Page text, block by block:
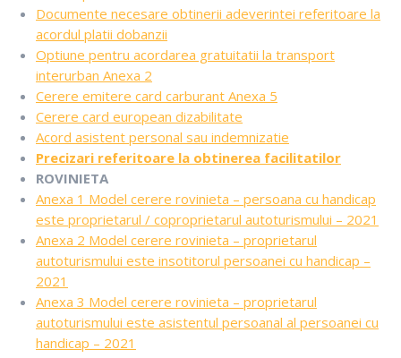
Documente necesare obtinerii adeverintei referitoare la
acordul platii dobanzii
Optiune pentru acordarea gratuitatii la transport
interurban Anexa 2
Cerere emitere card carburant Anexa 5
Cerere card european dizabilitate
Acord asistent personal sau indemnizatie
Precizari referitoare la obtinerea facilitatilor
ROVINIETA
Anexa 1 Model cerere rovinieta – persoana cu handicap
este proprietarul / coproprietarul autoturismului – 2021
Anexa 2 Model cerere rovinieta – proprietarul
autoturismului este insotitorul persoanei cu handicap –
2021
Anexa 3 Model cerere rovinieta – proprietarul
autoturismului este asistentul persoanal al persoanei cu
handicap – 2021